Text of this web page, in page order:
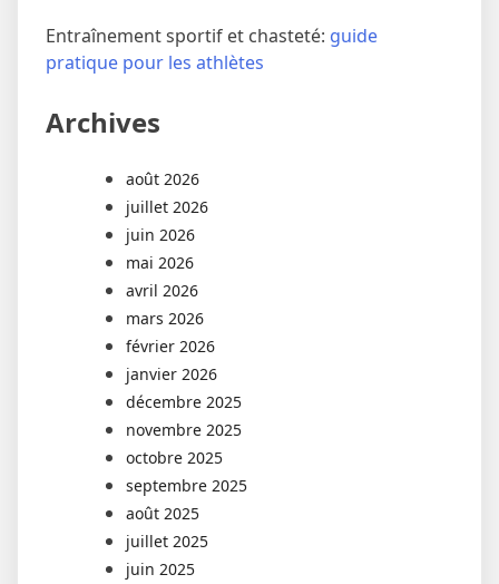
Entraînement sportif et chasteté: guide
pratique pour les athlètes
Archives
août 2026
juillet 2026
juin 2026
mai 2026
avril 2026
mars 2026
février 2026
janvier 2026
décembre 2025
novembre 2025
octobre 2025
septembre 2025
août 2025
juillet 2025
juin 2025